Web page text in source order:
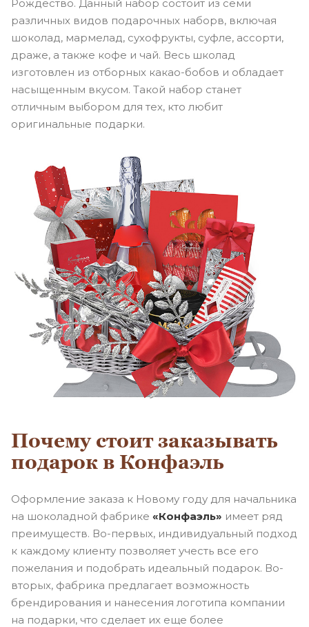
Рождество. Данный набор состоит из семи
различных видов подарочных наборв, включая
шоколад, мармелад, сухофрукты, суфле, ассорти,
драже, а также кофе и чай. Весь школад
изготовлен из отборных какао-бобов и обладает
насыщенным вкусом. Такой набор станет
отличным выбором для тех, кто любит
оригинальные подарки.
Почему стоит заказывать
подарок в Конфаэль
Оформление заказа к Новому году для начальника
на шоколадной фабрике «Конфаэль» имеет ряд
преимуществ. Во-первых, индивидуальный подход
к каждому клиенту позволяет учесть все его
пожелания и подобрать идеальный подарок. Во-
вторых, фабрика предлагает возможность
брендирования и нанесения логотипа компании
на подарки, что сделает их еще более